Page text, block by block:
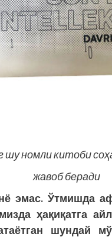
номли китоби
жавоб беради
эмас. Ўтмишда
ҳақиқатга
шундай